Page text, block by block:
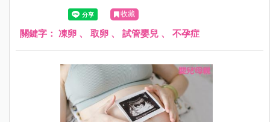
何保養身體呢？
收藏
關鍵字： 凍卵 、 取卵 、 試管嬰兒 、 不孕症